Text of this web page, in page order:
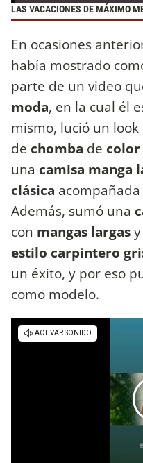
LAS VACACIONES DE MÁXIMO
En ocasiones
había mostrado
parte de un video
moda, en la cual él
mismo, lució un look
de chomba de color
una camisa manga
clásica
Además, sumó una
con mangas largas
estilo carpintero
un éxito, y por eso
como modelo.